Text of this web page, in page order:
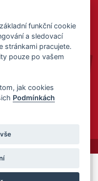
-Partnerský
funkční cookie
a sledovací
stránkami pracujete.
pouze po vašem
jak cookies
Podmínkách